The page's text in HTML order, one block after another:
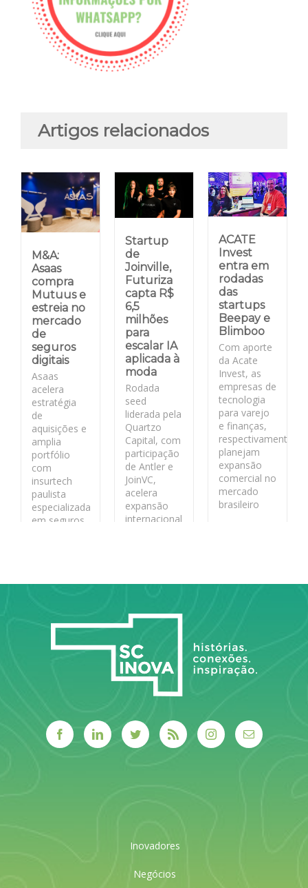
Artigos relacionados
M&A:
Asaas
compra
Mutuus e
estreia no
mercado
de
seguros
digitais
Asaas
acelera
estratégia
de
aquisições e
amplia
portfólio
com
insurtech
paulista
especializada
em seguros
Startup
de
Joinville,
Futuriza
capta R$
6,5
milhões
para
escalar IA
aplicada à
moda
Rodada
seed
liderada pela
Quartzo
Capital, com
participação
de Antler e
JoinVC,
acelera
expansão
internacional
ACATE
Invest
entra em
rodadas
das
startups
Beepay e
Blimboo
Com aporte
da Acate
Invest, as
empresas de
tecnologia
para varejo
e finanças,
respectivamente,
planejam
expansão
comercial no
mercado
brasileiro
Inovadores
Negócios